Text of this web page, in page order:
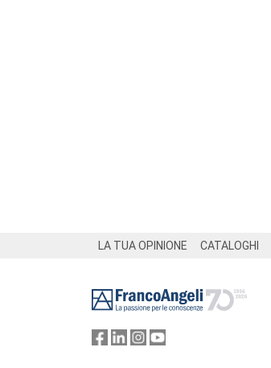
LA TUA OPINIONE CATALOGHI